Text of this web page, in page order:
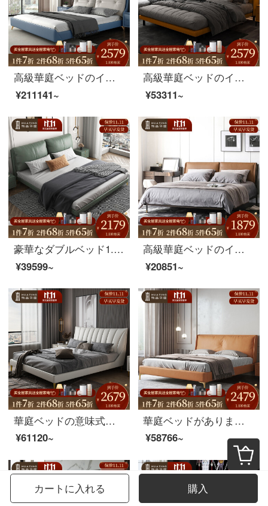
高級華庭ベッドのイタリア式の極簡単な品質の真皮のベッドの北欧の寝室の2人の柔らかいベッドの皮の芸術の実木の柔らかい包みのベッドの近代的な簡単な全部屋のコースI/2部屋の2ホール(11件のセット)の180*200
¥211141~
高級華庭ベッドのイタリア式の軽い贅沢な家具があります。主な寝室のナパ牛革の真皮ベッドinsの両側には、1.8メートルの結婚ベッドがあります。1.5メートルのシングルベッド+ココナッツのマットレス+マットレス*2
¥53311~
豪華なダブルベッド1.5 m現代シンプルなスタイルのメインベッドの皮のアートベッド+ベッドの頭の棚*2 1500*2000ベッド
¥39599~
高級華庭ベッドのイタリア式のきわめて簡単な皮質のベッドの1.8メートルの近代的な簡単な予約の主な寝室のツインベッドの結婚式のベッドの大きさの部屋型の寝室の家具の1.5メートルのシングルベッドの支柱のベッドがあります。
¥20851~
華庭ベッドの意味式の軽い贅沢なベッドinsネットの赤い真皮のベッドの1.8メートルの北欧の簡単な2人の寝台の結婚式のベッドの柔らかいベッドのシングルベッド+ラテックスのマットレス+マットレス*2 1800 mm*20000 mmフレームの構造があります。
¥61120~
華庭ベッドがあります。軽量で豪華な意味があります。結婚式のベッドは主にダブルベッドで、1.8メートルの近代的なシンプルな家具のベッドです。
¥58766~
カートに入れる 購入